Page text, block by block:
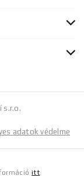
s.r.o.
adatok védelme
itt.